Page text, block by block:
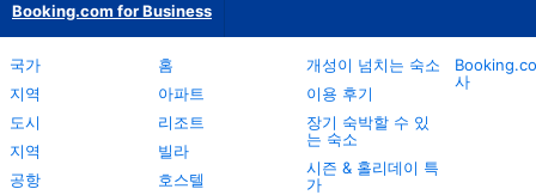
Booking.com for Business
국가
지역
도시
지역
공항
홈
아파트
리조트
빌라
호스텔
개성이 넘치는 숙소
이용 후기
장기 숙박할 수 있
는 숙소
시즌 & 홀리데이 특
가
사